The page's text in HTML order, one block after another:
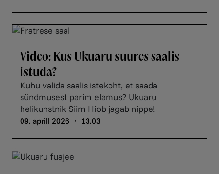
Video: Kus Ukuaru suures saalis
istuda?
Kuhu valida saalis istekoht, et saada
sündmusest parim elamus? Ukuaru
helikunstnik Siim Hiob jagab nippe!
09. aprill 2026 ・ 13.03